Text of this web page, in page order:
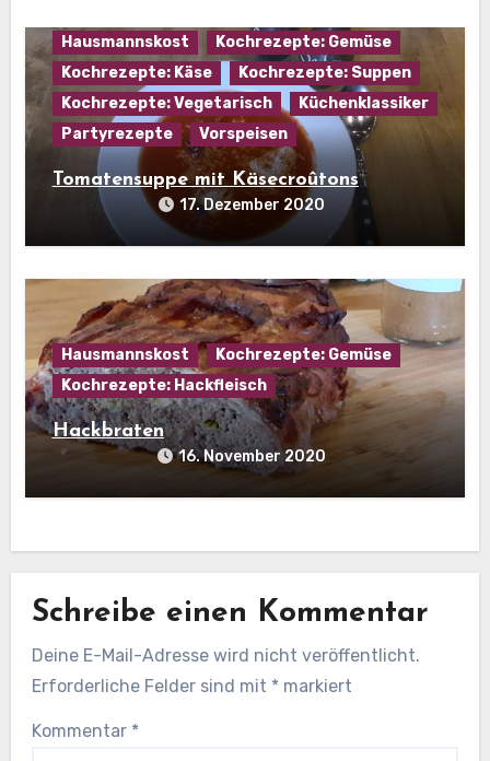
Hausmannskost
Kochrezepte: Gemüse
Kochrezepte: Käse
Kochrezepte: Suppen
Kochrezepte: Vegetarisch
Küchenklassiker
Partyrezepte
Vorspeisen
Tomatensuppe mit Käsecroûtons
17. Dezember 2020
Hausmannskost
Kochrezepte: Gemüse
Kochrezepte: Hackfleisch
Hackbraten
16. November 2020
Schreibe einen Kommentar
Deine E-Mail-Adresse wird nicht veröffentlicht.
Erforderliche Felder sind mit * markiert
Kommentar *